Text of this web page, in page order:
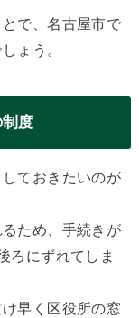
で、名古屋市で
ょう。
度
ておきたいのが
るため、手続きが
ろにずれてしま
早く区役所の窓